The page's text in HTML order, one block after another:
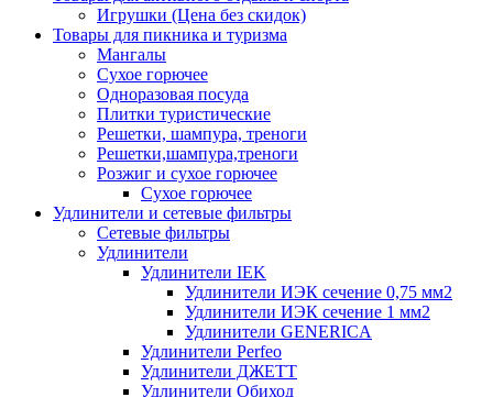
Игрушки (Цена без скидок)
Товары для пикника и туризма
Мангалы
Сухое горючее
Одноразовая посуда
Плитки туристические
Решетки, шампура, треноги
Решетки,шампура,треноги
Розжиг и сухое горючее
Сухое горючее
Удлинители и сетевые фильтры
Сетевые фильтры
Удлинители
Удлинители IEK
Удлинители ИЭК сечение 0,75 мм2
Удлинители ИЭК сечение 1 мм2
Удлинители GENERICA
Удлинители Perfeo
Удлинители ДЖЕТТ
Удлинители Обиход